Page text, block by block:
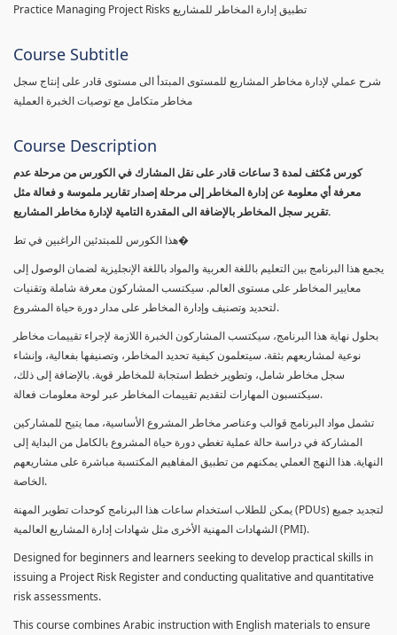
Practice Managing Project Risks تطبيق إدارة المخاطر للمشاريع
Course Subtitle
شرح عملي لإدارة مخاطر المشاريع للمستوى المبتدأ الى مستوى قادر على إنتاج سجل
مخاطر متكامل مع توصيات الخبرة العملية
Course Description
كورس مٌكثف لمدة 3 ساعات قادر على نقل المشارك في الكورس من مرحلة عدم
معرفة أي معلومة عن إدارة المخاطر إلى مرحلة إصدار تقارير ملموسة و فعالة مثل
تقرير سجل المخاطر بالإضافة الى المقدرة التامية لإدارة مخاطر المشاريع.
هذا الكورس للمبتدئين الراغبين في تط�
يجمع هذا البرنامج بين التعليم باللغة العربية والمواد باللغة الإنجليزية لضمان الوصول إلى
معايير المخاطر على مستوى العالم. سيكتسب المشاركون معرفة شاملة وتقنيات
لتحديد وتصنيف وإدارة المخاطر على مدار دورة حياة المشروع.
بحلول نهاية هذا البرنامج، سيكتسب المشاركون الخبرة اللازمة لإجراء تقييمات مخاطر
نوعية لمشاريعهم بثقة. سيتعلمون كيفية تحديد المخاطر، وتصنيفها بفعالية، وإنشاء
سجل مخاطر شامل، وتطوير خطط استجابة للمخاطر قوية. بالإضافة إلى ذلك،
سيكتسبون المهارات لتقديم تقييمات المخاطر عبر لوحة معلومات فعالة.
تشمل مواد البرنامج قوالب وعناصر مخاطر المشروع الأساسية، مما يتيح للمشاركين
المشاركة في دراسة حالة عملية تغطي دورة حياة المشروع بالكامل من البداية إلى
النهاية. هذا النهج العملي يمكنهم من تطبيق المفاهيم المكتسبة مباشرة على مشاريعهم
الخاصة.
يمكن للطلاب استخدام ساعات هذا البرنامج كوحدات تطوير المهنة (PDUs) لتجديد جميع
الشهادات المهنية الأخرى مثل شهادات إدارة المشاريع العالمية (PMI).
Designed for beginners and learners seeking to develop practical skills in
issuing a Project Risk Register and conducting qualitative and quantitative
risk assessments.
This course combines Arabic instruction with English materials to ensure